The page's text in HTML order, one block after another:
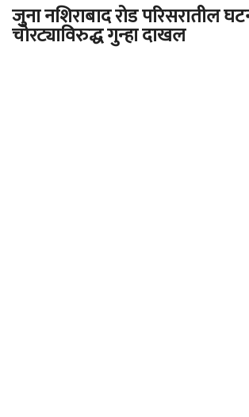
जुना नशिराबाद रोड परिसरातील
चोरट्याविरुद्ध गुन्हा दाखल